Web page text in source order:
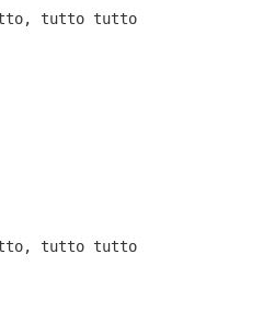
tutto tutto
tutto tutto